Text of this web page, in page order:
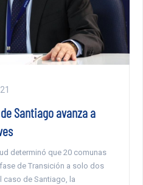
Santiago avanza a
determinó que 20 comunas
de Transición a solo dos
caso de Santiago, la